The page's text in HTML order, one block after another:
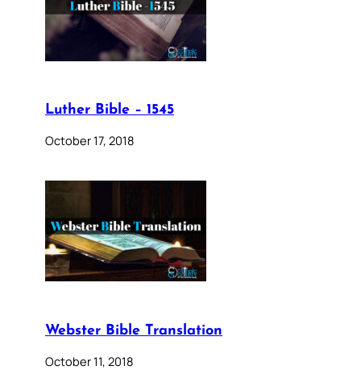
Luther Bible – 1545
October 17, 2018
Webster Bible Translation
October 11, 2018